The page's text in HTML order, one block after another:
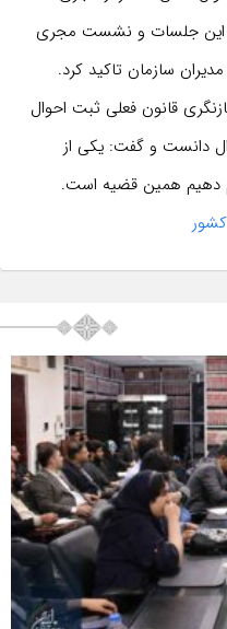
این جلسات و نشست مجری
سازمان تاکید کرد.
قانون فعلی ثبت احوال
دانست و گفت: یکی از
دهیم همین قضیه است.